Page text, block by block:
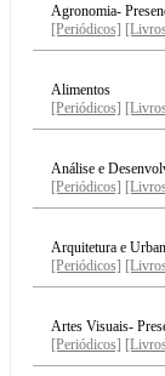
Agronomia-
[Periódicos]
Alimentos
[Periódicos]
Análise e
[Periódicos]
Arquitetura e
[Periódicos]
Artes Visuais-
[Periódicos]